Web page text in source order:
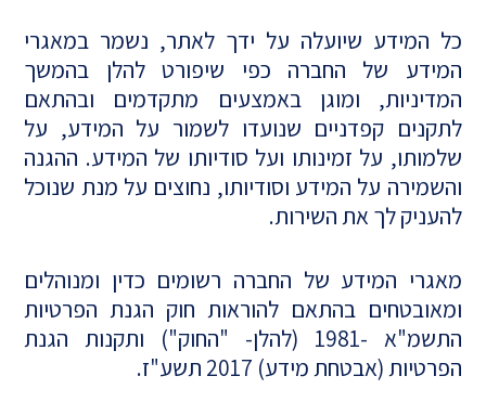
כל המידע שיועלה על ידך לאתר, נשמר במאגרי
המידע של החברה כפי שיפורט להלן בהמשך
המדיניות, ומוגן באמצעים מתקדמים ובהתאם
לתקנים קפדניים שנועדו לשמור על המידע, על
שלמותו, על זמינותו ועל סודיותו של המידע. ההגנה
והשמירה על המידע וסודיותו, נחוצים על מנת שנוכל
להעניק לך את השירות.
מאגרי המידע של החברה רשומים כדין ומנוהלים
ומאובטחים בהתאם להוראות חוק הגנת הפרטיות
התשמ"א -1981 (להלן- "החוק") ותקנות הגנת
הפרטיות (אבטחת מידע) 2017 תשע"ז.